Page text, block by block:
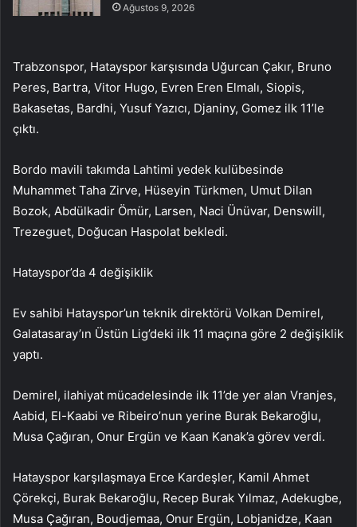
Ağustos 9, 2026
Trabzonspor, Hatayspor karşısında Uğurcan Çakır, Bruno
Peres, Bartra, Vitor Hugo, Evren Eren Elmalı, Siopis,
Bakasetas, Bardhi, Yusuf Yazıcı, Djaniny, Gomez ilk 11’le
çıktı.
Bordo mavili takımda Lahtimi yedek kulübesinde
Muhammet Taha Zirve, Hüseyin Türkmen, Umut Dilan
Bozok, Abdülkadir Ömür, Larsen, Naci Ünüvar, Denswill,
Trezeguet, Doğucan Haspolat bekledi.
Hatayspor’da 4 değişiklik
Ev sahibi Hatayspor’un teknik direktörü Volkan Demirel,
Galatasaray’ın Üstün Lig’deki ilk 11 maçına göre 2 değişiklik
yaptı.
Demirel, ilahiyat mücadelesinde ilk 11’de yer alan Vranjes,
Aabid, El-Kaabi ve Ribeiro’nun yerine Burak Bekaroğlu,
Musa Çağıran, Onur Ergün ve Kaan Kanak’a görev verdi.
Hatayspor karşılaşmaya Erce Kardeşler, Kamil Ahmet
Çörekçi, Burak Bekaroğlu, Recep Burak Yılmaz, Adekugbe,
Musa Çağıran, Boudjemaa, Onur Ergün, Lobjanidze, Kaan